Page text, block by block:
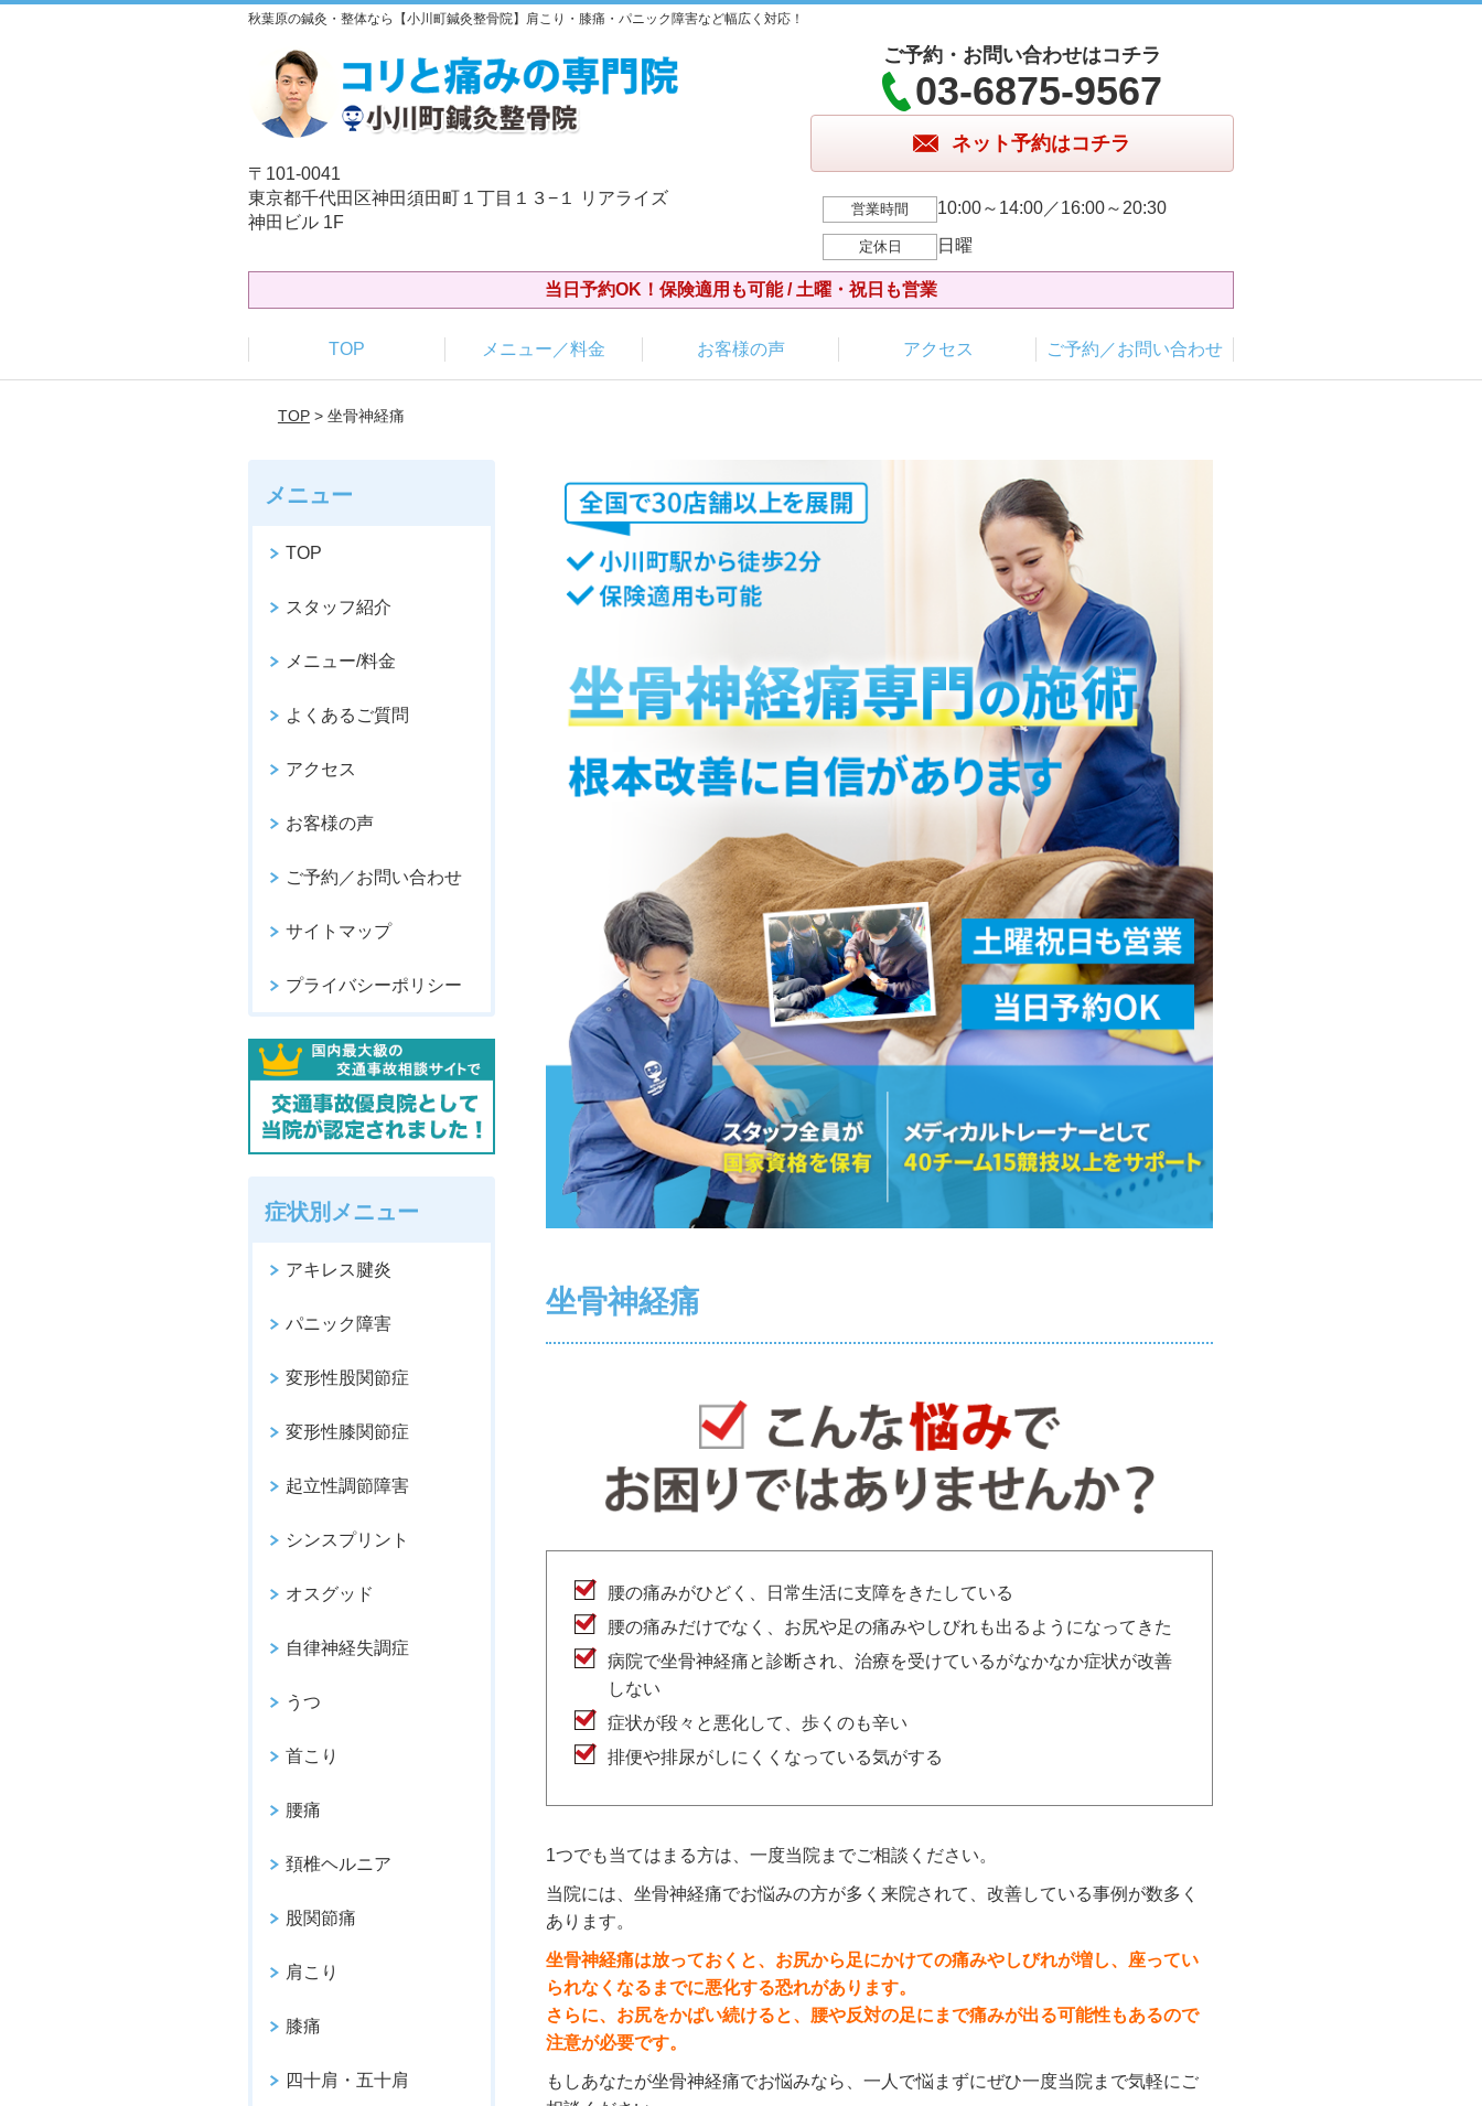
秋葉原の鍼灸・整体なら【小川町鍼灸整骨院】肩こり・膝痛・パニック障害など幅広く対応！
〒101-0041
東京都千代田区神田須田町１丁目１３−１ リアライズ
神田ビル 1F
ご予約・お問い合わせはコチラ
03-6875-9567
ネット予約はコチラ
営業時間 10:00～14:00／16:00～20:30
定休日 日曜
当日予約OK！保険適用も可能 / 土曜・祝日も営業
TOP メニュー／料金 お客様の声 アクセス ご予約／お問い合わせ
TOP> 坐骨神経痛
坐骨神経痛
腰の痛みがひどく、日常生活に支障をきたしている
腰の痛みだけでなく、お尻や足の痛みやしびれも出るようになってきた
病院で坐骨神経痛と診断され、治療を受けているがなかなか症状が改善
しない
症状が段々と悪化して、歩くのも辛い
排便や排尿がしにくくなっている気がする
1つでも当てはまる方は、一度当院までご相談ください。
当院には、坐骨神経痛でお悩みの方が多く来院されて、改善している事例が数多く
あります。
坐骨神経痛は放っておくと、お尻から足にかけての痛みやしびれが増し、座ってい
られなくなるまでに悪化する恐れがあります。
さらに、お尻をかばい続けると、腰や反対の足にまで痛みが出る可能性もあるので
注意が必要です。
もしあなたが坐骨神経痛でお悩みなら、一人で悩まずにぜひ一度当院まで気軽にご
メニュー
TOP
スタッフ紹介
メニュー/料金
よくあるご質問
アクセス
お客様の声
ご予約／お問い合わせ
サイトマップ
プライバシーポリシー
症状別メニュー
アキレス腱炎
パニック障害
変形性股関節症
変形性膝関節症
起立性調節障害
シンスプリント
オスグッド
自律神経失調症
うつ
首こり
腰痛
頚椎ヘルニア
股関節痛
肩こり
膝痛
四十肩・五十肩